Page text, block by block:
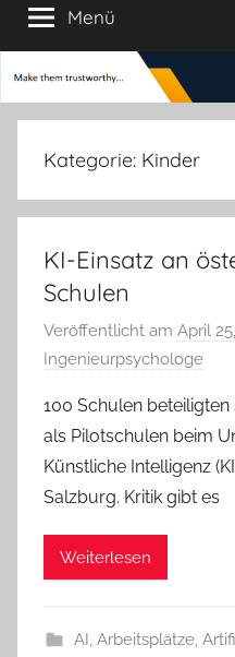
Menü
Kategorie: Kinder
KI-Einsatz an
Schulen
Veröffentlicht am April
Ingenieurpsychologe
100 Schulen
als Pilotschulen beim
Künstliche Intelligenz
Salzburg. Kritik gibt es
Weiterlesen
AI, Arbeitsplätze,